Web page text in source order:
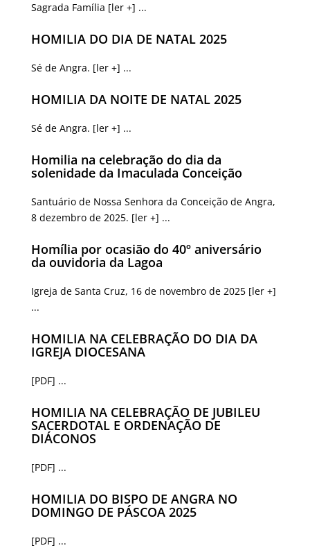
Sagrada Família [ler +] ...
HOMILIA DO DIA DE NATAL 2025
Sé de Angra. [ler +] ...
HOMILIA DA NOITE DE NATAL 2025
Sé de Angra. [ler +] ...
Homilia na celebração do dia da
solenidade da Imaculada Conceição
Santuário de Nossa Senhora da Conceição de Angra,
8 dezembro de 2025. [ler +] ...
Homília por ocasião do 40º aniversário
da ouvidoria da Lagoa
Igreja de Santa Cruz, 16 de novembro de 2025 [ler +]
...
HOMILIA NA CELEBRAÇÃO DO DIA DA
IGREJA DIOCESANA
[PDF] ...
HOMILIA NA CELEBRAÇÃO DE JUBILEU
SACERDOTAL E ORDENAÇÃO DE
DIÁCONOS
[PDF] ...
HOMILIA DO BISPO DE ANGRA NO
DOMINGO DE PÁSCOA 2025
[PDF] ...